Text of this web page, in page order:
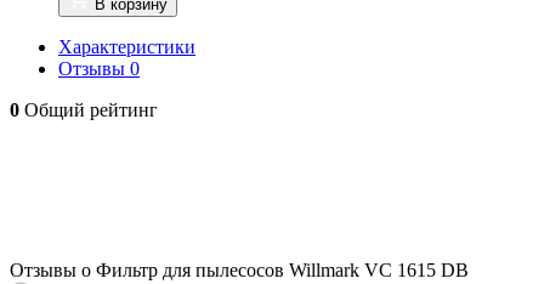
В корзину
Характеристики
Отзывы 0
0 Общий рейтинг
Отзывы о Фильтр для пылесосов Willmark VC 1615 DB